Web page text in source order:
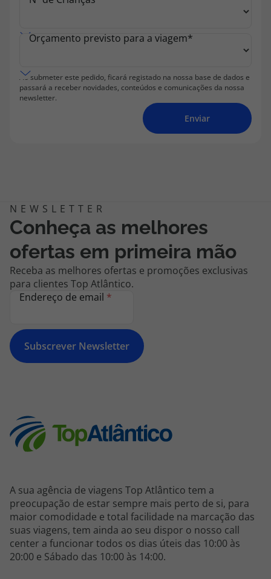
Orçamento previsto para a viagem*
Ao submeter este pedido, ficará registado na nossa base de dados e
passará a receber novidades, conteúdos e comunicações da nossa
newsletter.
Enviar
Conheça as melhores
ofertas em primeira mão
Receba as melhores ofertas e promoções exclusivas
para clientes Top Atlântico.
Endereço de email *
Subscrever Newsletter
A sua agência de viagens Top Atlântico tem a
preocupação de estar sempre mais perto de si, para
maior comodidade e total facilidade na marcação das
suas viagens, tem ainda ao seu dispor o nosso call
center a funcionar todos os dias úteis das 10:00 às
20:00 e Sábado das 10:00 às 14:00.